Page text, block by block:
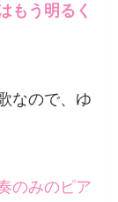
もう明るく
なので、ゆ
のみのピア